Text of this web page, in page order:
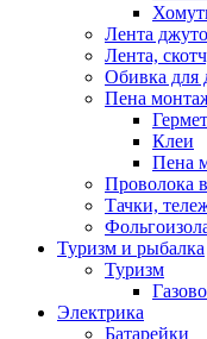
Лента
Лента,
Обивка для
Пена
Клеи
Пена
Проволока
Тачки,
Туризм и рыбалка
Туризм
Электрика
Батарейки